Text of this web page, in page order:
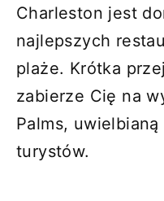
Charleston jest
najlepszych
plaże. Krótka
zabierze Cię na
Palms,
turystów.